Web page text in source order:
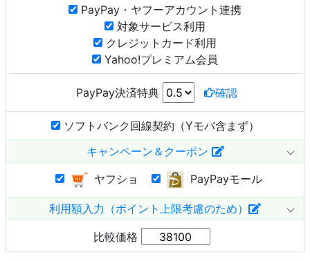
PayPay・ヤフーアカウント連携
対象サービス利用
クレジットカード利用
Yahoo!プレミアム会員
PayPay決済特典 確認
ソフトバンク回線契約（Yモバ含まず）
キャンペーン＆クーポン
ヤフショ
PayPayモール
利用額入力（ポイント上限考慮のため）
比較価格